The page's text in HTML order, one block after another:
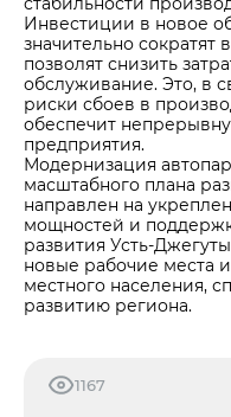
Инвестиции в новое
значительно сократят
позволят снизить
обслуживание. Это, в
риски сбоев в
обеспечит
предприятия.
Модернизация
масштабного плана
направлен на
мощностей и
развития Усть-
новые рабочие места
местного населения,
развитию региона.
1167